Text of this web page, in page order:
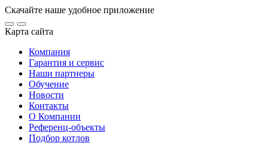
Скачайте наше удобное приложение
Карта сайта
Компания
Гарантия и сервис
Наши партнеры
Обучение
Новости
Контакты
О Компании
Референц-объекты
Подбор котлов